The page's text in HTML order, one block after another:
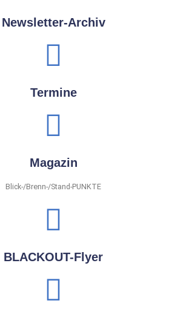
Newsletter-Archiv
Termine
Magazin
Blick-/Brenn-/Stand-PUNKTE
BLACKOUT-Flyer